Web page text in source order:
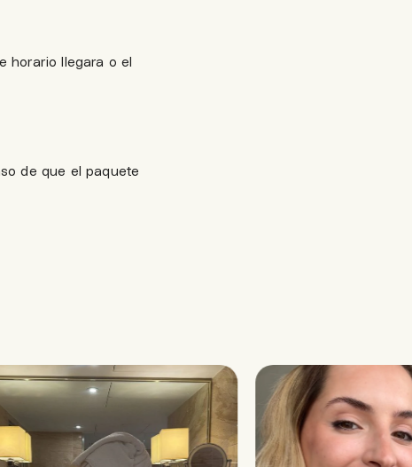
horario llegara o el
de que el paquete